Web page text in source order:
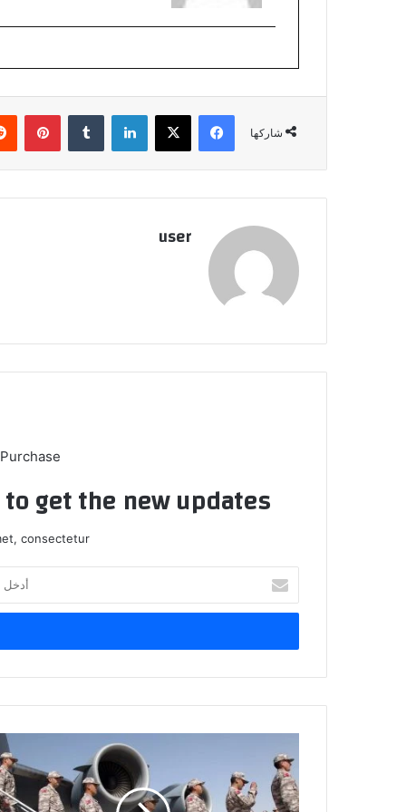
شاركها
فيسبوك ‫X لينكدإن
user
get the new updates!
consectetur.
بريدك
الإلكتروني
للوعد
الذي
قطعه